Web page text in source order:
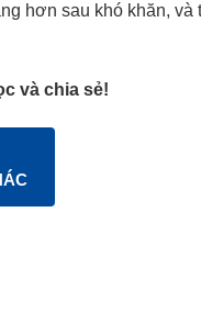
hơn sau khó khăn, và
và chia sẻ!